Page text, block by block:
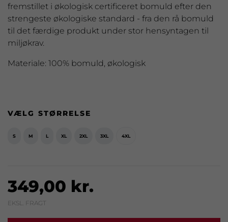
fremstillet i økologisk certificeret bomuld efter den
strengeste økologiske standard - fra den rå bomuld
til det færdige produkt under stor hensyntagen til
miljøkrav.
Materiale: 100% bomuld, økologisk
VÆLG STØRRELSE
S M L XL 2XL 3XL 4XL
349,00 kr.
EKSL. FRAGT